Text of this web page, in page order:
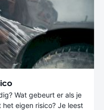
Wat gebeurt er als je
eigen risico? Je leest